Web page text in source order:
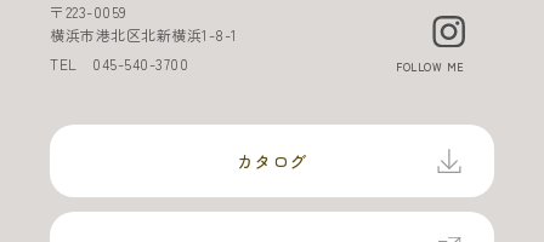
〒223-0059
横浜市港北区北新横浜1-8-1
TEL 045-540-3700 FOLLOW ME
カタログ